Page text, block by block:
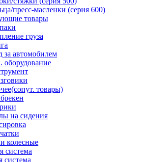
пресс-масленки (серия 600)
товары
груза
за автомобилем
оборудование
товары)
на сидения
колесные
система
система